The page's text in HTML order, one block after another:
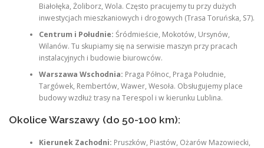
Białołęka, Żoliborz, Wola. Często pracujemy tu przy dużych
inwestycjach mieszkaniowych i drogowych (Trasa Toruńska, S7).
Centrum i Południe: Śródmieście, Mokotów, Ursynów,
Wilanów. Tu skupiamy się na serwisie maszyn przy pracach
instalacyjnych i budowie biurowców.
Warszawa Wschodnia: Praga Północ, Praga Południe,
Targówek, Rembertów, Wawer, Wesoła. Obsługujemy place
budowy wzdłuż trasy na Terespol i w kierunku Lublina.
Okolice Warszawy (do 50-100 km):
Kierunek Zachodni: Pruszków, Piastów, Ożarów Mazowiecki,